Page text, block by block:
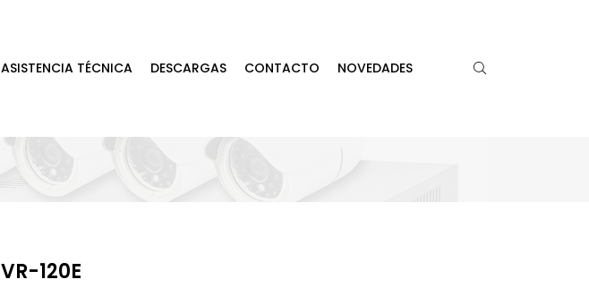
ASISTENCIA TÉCNICA DESCARGAS CONTACTO NOVEDADES
VR-120E